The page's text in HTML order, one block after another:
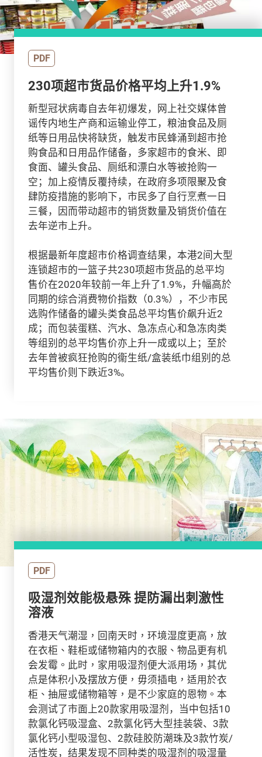
PDF
230项超市货品价格平均上升1.9%
新型冠状病毒自去年初爆发，网上社交媒体曾
谣传内地生产商和运输业停工，粮油食品及厕
纸等日用品快将缺货，触发市民蜂涌到超市抢
购食品和日用品作储备，多家超市的食米、即
食面、罐头食品、厕纸和漂白水等被抢购一
空；加上疫情反覆持续，在政府多项限聚及食
肆防疫措施的影响下，市民多了自行烹煮一日
三餐，因而带动超市的销货数量及销货价值在
去年逆市上升。
根据最新年度超市价格调查结果，本港2间大型
连锁超市的一篮子共230项超市货品的总平均
售价在2020年较前一年上升了1.9%，升幅高於
同期的综合消费物价指数（0.3%），不少市民
选购作储备的罐头类食品总平均售价飙升近2
成；而包装蛋糕、汽水、急冻点心和急冻肉类
等组别的总平均售价亦上升一成或以上；至於
去年曾被疯狂抢购的衞生纸/盒装纸巾组别的总
平均售价则下跌近3%。
PDF
吸湿剂效能极悬殊 提防漏出刺激性
溶液
香港天气潮湿，回南天时，环境湿度更高，放
在衣柜、鞋柜或储物箱内的衣服、物品更有机
会发霉。此时，家用吸湿剂便大派用场，其优
点是体积小及摆放方便，毋须插电，适用於衣
柜、抽屉或储物箱等，是不少家庭的恩物。本
会测试了市面上20款家用吸湿剂，当中包括10
款氯化钙吸湿盒、2款氯化钙大型挂装袋、3款
氯化钙小型吸湿包、2款硅胶防潮珠及3款竹炭/
活性炭，结果发现不同种类的吸湿剂的吸湿量